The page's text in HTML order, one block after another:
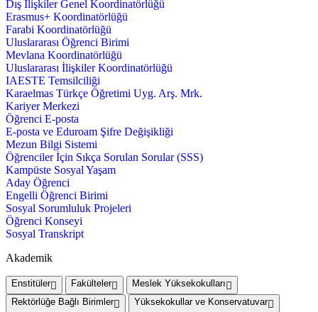
Dış İlişkiler Genel Koordinatörlüğü
Erasmus+ Koordinatörlüğü
Farabi Koordinatörlüğü
Uluslararası Öğrenci Birimi
Mevlana Koordinatörlüğü
Uluslararası İlişkiler Koordinatörlüğü
IAESTE Temsilciliği
Karaelmas Türkçe Öğretimi Uyg. Arş. Mrk.
Kariyer Merkezi
Öğrenci E-posta
E-posta ve Eduroam Şifre Değişikliği
Mezun Bilgi Sistemi
Öğrenciler İçin Sıkça Sorulan Sorular (SSS)
Kampüste Sosyal Yaşam
Aday Öğrenci
Engelli Öğrenci Birimi
Sosyal Sorumluluk Projeleri
Öğrenci Konseyi
Sosyal Transkript
Akademik
Enstitüler Fakülteler
Meslek Yüksekokulları
Rektörlüğe Bağlı Birimler
Yüksekokullar ve Konservatuvar